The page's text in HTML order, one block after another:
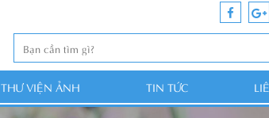
THƯ VIỆN ẢNH TIN TỨC